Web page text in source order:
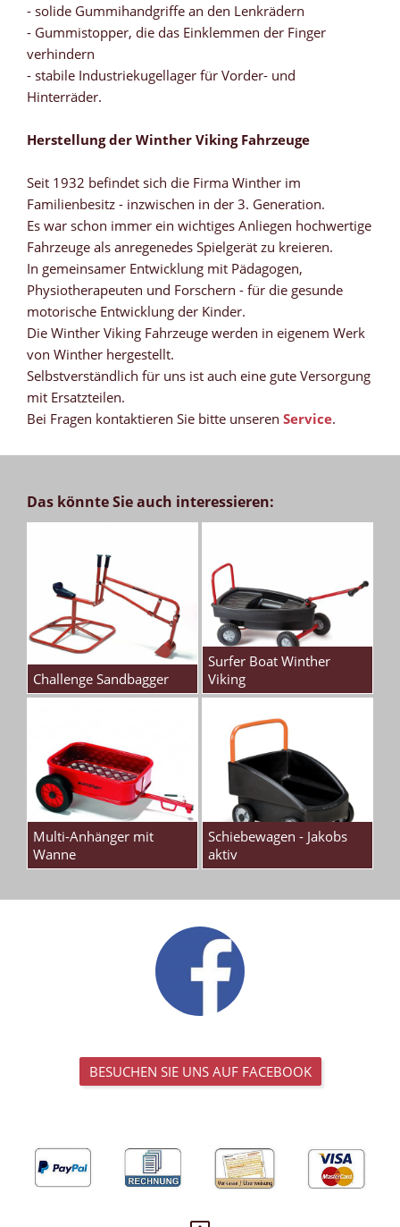
- solide Gummihandgriffe an den Lenkrädern
- Gummistopper, die das Einklemmen der Finger
verhindern
- stabile Industriekugellager für Vorder- und
Hinterräder.
Herstellung der Winther Viking Fahrzeuge
Seit 1932 befindet sich die Firma Winther im
Familienbesitz - inzwischen in der 3. Generation.
Es war schon immer ein wichtiges Anliegen hochwertige
Fahrzeuge als anregenedes Spielgerät zu kreieren.
In gemeinsamer Entwicklung mit Pädagogen,
Physiotherapeuten und Forschern - für die gesunde
motorische Entwicklung der Kinder.
Die Winther Viking Fahrzeuge werden in eigenem Werk
von Winther hergestellt.
Selbstverständlich für uns ist auch eine gute Versorgung
mit Ersatzteilen.
Bei Fragen kontaktieren Sie bitte unseren Service.
Das könnte Sie auch interessieren:
Challenge Sandbagger
Surfer Boat Winther
Viking
Multi-Anhänger mit
Wanne
Schiebewagen - Jakobs
aktiv
BESUCHEN SIE UNS AUF FACEBOOK